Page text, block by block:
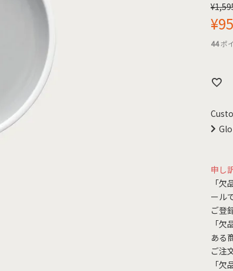
¥
¥
44ポ
申し
「
ール
ご登
「
ある
ご注
「